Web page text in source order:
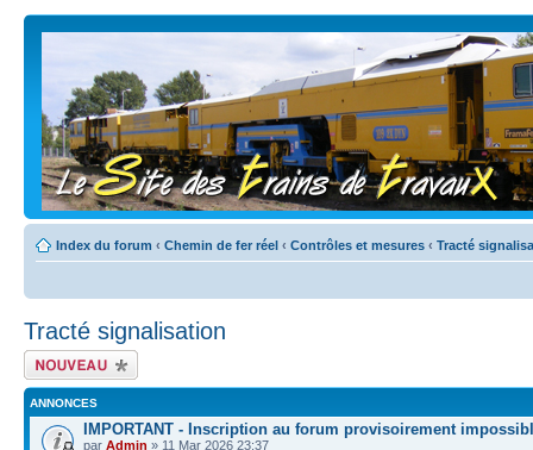
Index du forum ‹ Chemin de fer réel ‹ Contrôles et mesures ‹ Tracté
Tracté signalisation
Écrire un nouveau
sujet
ANNONCES
IMPORTANT - Inscription au forum provisoirement
par Admin » 11 Mar 2026 23:37